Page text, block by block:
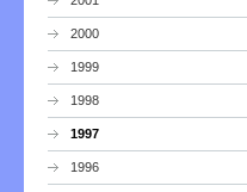
2000
1999
1998
1997
1996